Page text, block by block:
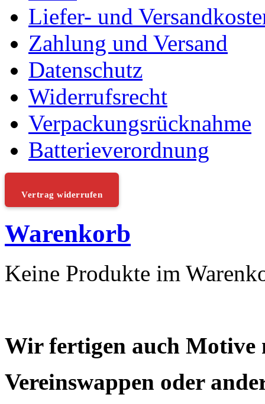
Liefer- und
Zahlung und Versand
Datenschutz
Widerrufsrecht
Verpackungsrücknahme
Batterieverordnung
Vertrag widerrufen
Warenkorb
Keine Produkte im
Wir fertigen auch Motive
Vereinswappen oder